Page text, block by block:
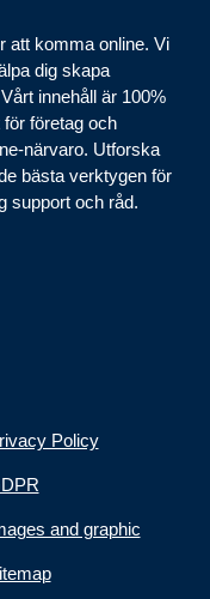
att komma online. Vi
dig skapa
innehåll är 100%
företag och
närvaro. Utforska
bästa verktygen för
support och råd.
Policy
and graphic